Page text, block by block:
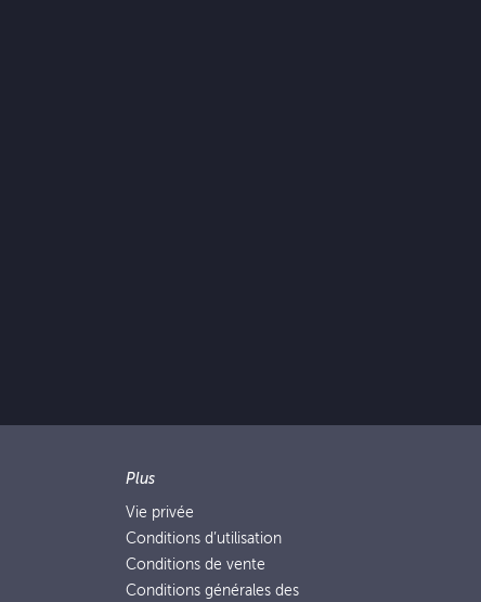
Plus
Vie privée
Conditions d’utilisation
Conditions de vente
Conditions générales des